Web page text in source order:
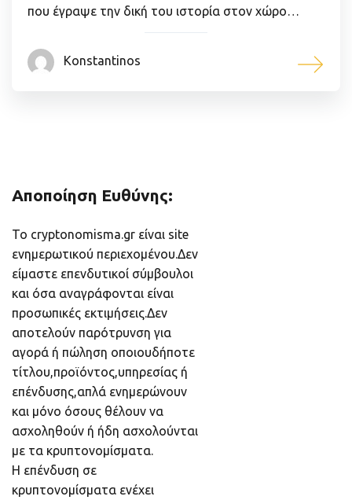
που έγραψε την δική του ιστορία στον χώρο…
Konstantinos
Αποποίηση Ευθύνης:
Το cryptonomisma.gr είναι site
ενημερωτικού περιεχομένου.Δεν
είμαστε επενδυτικοί σύμβουλοι
και όσα αναγράφονται είναι
προσωπικές εκτιμήσεις.Δεν
αποτελούν παρότρυνση για
αγορά ή πώληση οποιουδήποτε
τίτλου,προϊόντος,υπηρεσίας ή
επένδυσης,απλά ενημερώνουν
και μόνο όσους θέλουν να
ασχοληθούν ή ήδη ασχολούνται
με τα κρυπτονομίσματα.
Η επένδυση σε
κρυπτονομίσματα ενέχει